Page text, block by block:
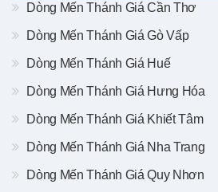
Dòng Mến Thánh Giá Cần Thơ
Dòng Mến Thánh Giá Gò Vấp
Dòng Mến Thánh Giá Huế
Dòng Mến Thánh Giá Hưng Hóa
Dòng Mến Thánh Giá Khiết Tâm
Dòng Mến Thánh Giá Nha Trang
Dòng Mến Thánh Giá Quy Nhơn